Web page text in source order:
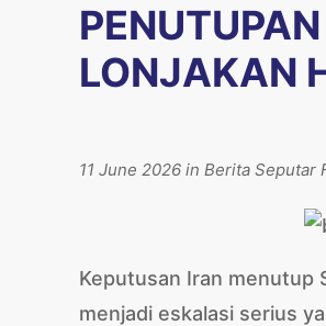
LONJAKAN
11 June 2026 in Berita Seputar
Keputusan Iran menutup
menjadi eskalasi serius